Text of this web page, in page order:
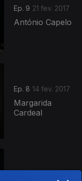
Ep. 9 21 fev. 2017
António Capelo
Ep. 8 14 fev. 2017
Margarida
Cardeal